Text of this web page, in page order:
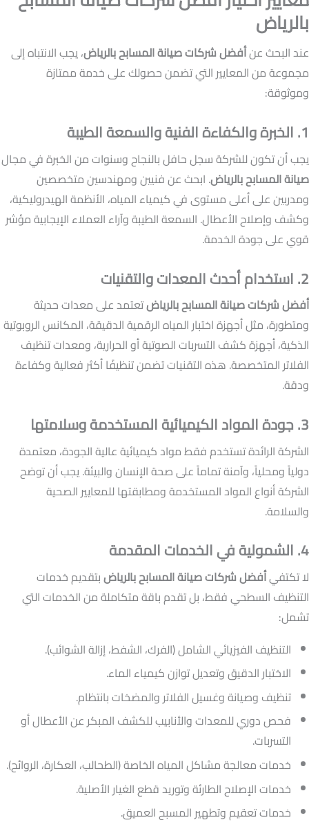
بالرياض
عند البحث عنأفضل شركات صيانة المسابح بالرياض، يجب الانتباه إلى
مجموعة من المعايير التي تضمن حصولك على خدمة ممتازة
وموثوقة:
1. الخبرة والكفاءة الفنية والسمعة الطيبة
يجب أن تكون للشركة سجل حافل بالنجاح وسنوات من الخبرة في مجال
صيانة المسابح بالرياض. ابحث عن فنيين ومهندسين متخصصين
ومدربين على أعلى مستوى في كيمياء المياه، الأنظمة الهيدروليكية،
وكشف وإصلاح الأعطال. السمعة الطيبة وآراء العملاء الإيجابية مؤشر
قوي على جودة الخدمة.
2. استخدام أحدث المعدات والتقنيات
أفضل شركات صيانة المسابح بالرياضتعتمد على معدات حديثة
ومتطورة، مثل أجهزة اختبار المياه الرقمية الدقيقة، المكانس الروبوتية
الذكية، أجهزة كشف التسربات الصوتية أو الحرارية، ومعدات تنظيف
الفلاتر المتخصصة. هذه التقنيات تضمن تنظيفًا أكثر فعالية وكفاءة
ودقة.
3. جودة المواد الكيميائية المستخدمة وسلامتها
الشركة الرائدة تستخدم فقط مواد كيميائية عالية الجودة، معتمدة
دولياً ومحلياً، وآمنة تماماً على صحة الإنسان والبيئة. يجب أن توضح
الشركة أنواع المواد المستخدمة ومطابقتها للمعايير الصحية
والسلامة.
4. الشمولية في الخدمات المقدمة
لا تكتفيأفضل شركات صيانة المسابح بالرياضبتقديم خدمات
التنظيف السطحي فقط، بل تقدم باقة متكاملة من الخدمات التي
تشمل:
التنظيف الفيزيائي الشامل (الفرك، الشفط، إزالة الشوائب).
الاختبار الدقيق وتعديل توازن كيمياء الماء.
تنظيف وصيانة وغسيل الفلاتر والمضخات بانتظام.
فحص دوري للمعدات والأنابيب للكشف المبكر عن الأعطال أو
التسربات.
خدمات معالجة مشاكل المياه الخاصة (الطحالب، العكارة، الروائح).
خدمات الإصلاح الطارئة وتوريد قطع الغيار الأصلية.
خدمات تعقيم وتطهير المسبح العميق.